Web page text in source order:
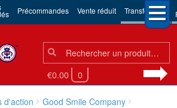
Précommandes Vente réduit Transformers
Chercher:
Chercher
€0.00 0
d'action
Good Smile Company